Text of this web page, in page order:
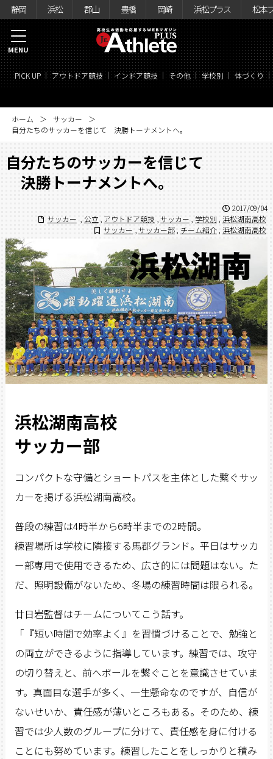
静岡 浜松 郡山 豊橋 岡崎 浜松プラス 松本
PICK UP アウトドア競技 インドア競技 その他 学校別 体づくり
MENU
ホーム
サッカー
自分たちのサッカーを信じて 決勝トーナメントへ。
自分たちのサッカーを信じて
決勝トーナメントへ。
2017/09/04
サッカー
公立 アウトドア競技 サッカー 学校別 , 浜松湖南高校
サッカー サッカー部 チーム紹介 浜松湖南高校
浜松湖南高校
サッカー部
コンパクトな守備とショートパスを主体とした繋ぐサッ
カーを掲げる浜松湖南高校。
普段の練習は4時半から6時半までの2時間。
練習場所は学校に隣接する馬郡グランド。平日はサッカ
ー部専用で使用できるため、広さ的には問題はない。た
だ、照明設備がないため、冬場の練習時間は限られる。
廿日岩監督はチームについてこう話す。
「『短い時間で効率よく』を習慣づけることで、勉強と
の両立ができるように指導しています。練習では、攻守
の切り替えと、前へボールを繋ぐことを意識させていま
す。真面目な選手が多く、一生懸命なのですが、自信が
ないせいか、責任感が薄いところもある。そのため、練
習では少人数のグループに分けて、責任感を身に付ける
ことにも努めています。練習したことをしっかりと積み